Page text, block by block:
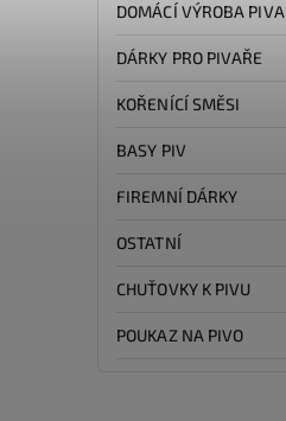
DOMÁCÍ VÝROBA PIVA
DÁRKY PRO PIVAŘE
KOŘENÍCÍ SMĚSI
BASY PIV
FIREMNÍ DÁRKY
OSTATNÍ
CHUŤOVKY K PIVU
POUKAZ NA PIVO